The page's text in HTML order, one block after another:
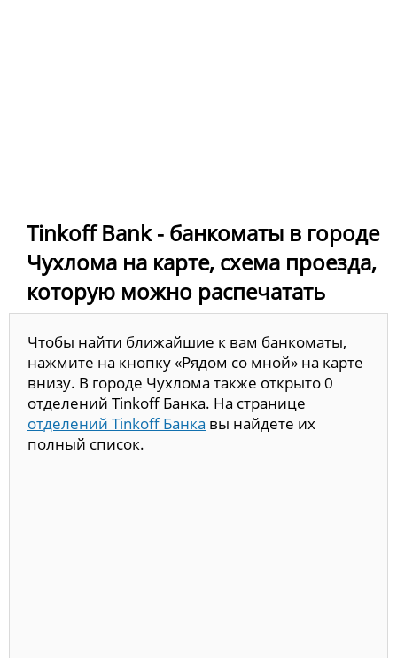
Tinkoff Bank - банкоматы в городе
Чухлома на карте, схема проезда,
которую можно распечатать
Чтобы найти ближайшие к вам банкоматы,
нажмите на кнопку «Рядом со мной» на карте
внизу. В городе Чухлома также открыто 0
отделений Tinkoff Банка. На странице
отделений Tinkoff Банка вы найдете их
полный список.